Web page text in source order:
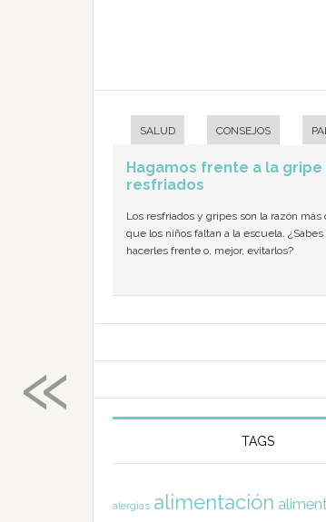
SALUD CONSEJOS
Hagamos frente a la gripe
resfriados
Los resfriados y gripes son la razón más
que los niños faltan a la escuela. ¿Sabes
hacerles frente o, mejor, evitarlos?
TAGS
alergias alimentación
«